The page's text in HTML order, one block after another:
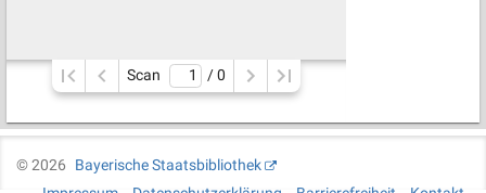
Scan / 0
©2026
Bayerische Staatsbibliothek